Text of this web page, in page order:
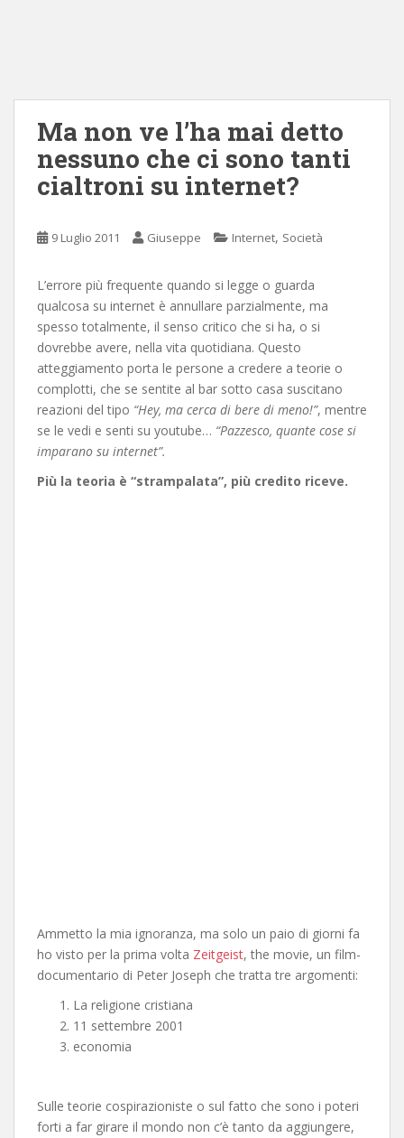
Ma non ve l’ha mai detto
nessuno che ci sono tanti
cialtroni su internet?
9 Luglio 2011 Giuseppe Internet, Società
L’errore più frequente quando si legge o guarda
qualcosa su internet è annullare parzialmente, ma
spesso totalmente, il senso critico che si ha, o si
dovrebbe avere, nella vita quotidiana. Questo
atteggiamento porta le persone a credere a teorie o
complotti, che se sentite al bar sotto casa suscitano
reazioni del tipo “Hey, ma cerca di bere di meno!”, mentre
se le vedi e senti su youtube… “Pazzesco, quante cose si
imparano su internet”.
Più la teoria è “strampalata”, più credito riceve.
Ammetto la mia ignoranza, ma solo un paio di giorni fa
ho visto per la prima volta Zeitgeist, the movie, un film-
documentario di Peter Joseph che tratta tre argomenti:
La religione cristiana
11 settembre 2001
economia
Sulle teorie cospirazioniste o sul fatto che sono i poteri
forti a far girare il mondo non c’è tanto da aggiungere,